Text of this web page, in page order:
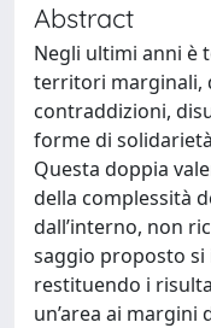
Abstract
Negli ultimi anni è
territori marginali,
contraddizioni,
forme di
Questa doppia
della complessità
dall’interno, non
saggio proposto
restituendo i
un’area ai margini